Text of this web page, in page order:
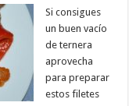
Si consigues
un buen vacío
de ternera
aprovecha
para preparar
estos filetes